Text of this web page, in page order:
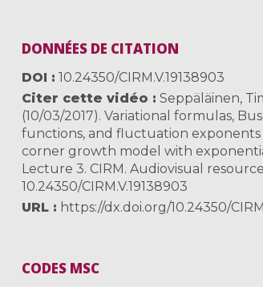
DONNÉES DE CITATION
DOI
10.24350/CIRM.V.19138903
Citer cette vidéo
Seppäläinen,
(10/03/2017). Variational formulas,
functions, and fluctuation
corner growth model with
Lecture 3. CIRM. Audiovisual
10.24350/CIRM.V.19138903
URL
https://dx.doi.org/10.24350/
CODES MSC